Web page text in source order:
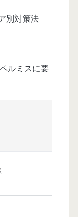
別対策法
ルミスに要